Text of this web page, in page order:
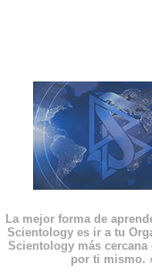
La mejor forma de
Scientology es ir a tu
Scientology más cercana
por ti mismo.